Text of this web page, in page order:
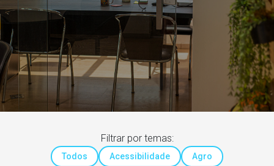
Filtrar por temas:
Todos Acessibilidade Agro